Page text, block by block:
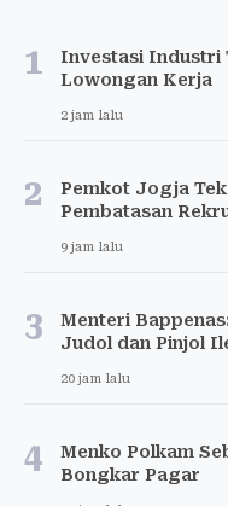
1
Investasi Industri
Lowongan Kerja
2 jam lalu
2
Pemkot Jogja
Pembatasan
9 jam lalu
3
Menteri
Judol dan Pinjol
20 jam lalu
4
Menko Polkam
Bongkar Pagar